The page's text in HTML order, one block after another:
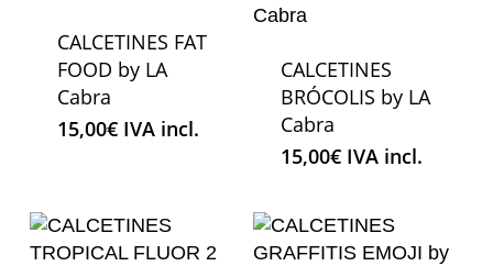
CALCETINES FAT
FOOD by LA
Cabra
15,00€ IVA incl.
CALCETINES
BRÓCOLIS by LA
Cabra
15,00€ IVA incl.